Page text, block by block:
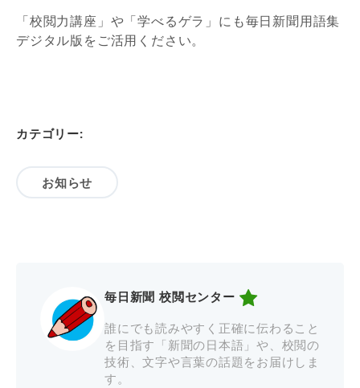
「校閲力講座」や「学べるゲラ」にも毎日新聞用語集
デジタル版をご活用ください。
カテゴリー:
お知らせ
毎日新聞 校閲センター
誰にでも読みやすく正確に伝わること
を目指す「新聞の日本語」や、校閲の
技術、文字や言葉の話題をお届けしま
す。